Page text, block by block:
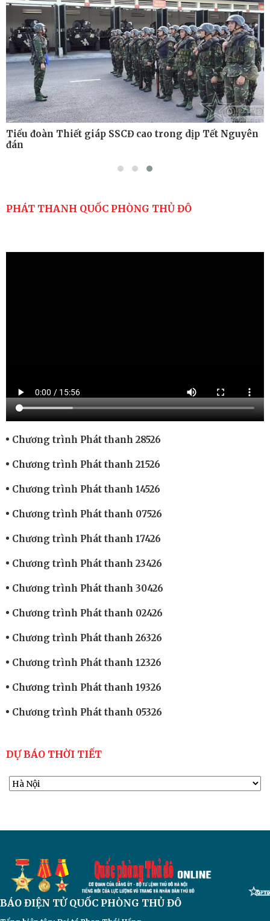
Nơi sinh viên rèn ý trí, luyện kỹ năng
Tiểu đoàn Thiết giáp SSCĐ cao trong dịp Tết Nguyên
đán
PHÁT THANH QUỐC PHÒNG THỦ ĐÔ
Chương trình Phát thanh 28526
Chương trình Phát thanh 21526
Chương trình Phát thanh 14526
Chương trình Phát thanh 07526
Chương trình Phát thanh 17426
Chương trình Phát thanh 23426
Chương trình Phát thanh 30426
Chương trình Phát thanh 02426
Chương trình Phát thanh 26326
Chương trình Phát thanh 12326
Chương trình Phát thanh 19326
Chương trình Phát thanh 05326
DỰ BÁO THỜI TIẾT
BÁO ĐIỆN TỬQUỐC PHÒNG THỦ ĐÔ